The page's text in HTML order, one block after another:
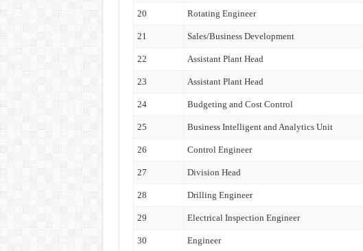
20 Rotating Engineer
21 Sales/Business Development
22 Assistant Plant Head
23 Assistant Plant Head
24 Budgeting and Cost Control
25 Business Intelligent and Analytics Unit
26 Control Engineer
27 Division Head
28 Drilling Engineer
29 Electrical Inspection Engineer
30 Engineer